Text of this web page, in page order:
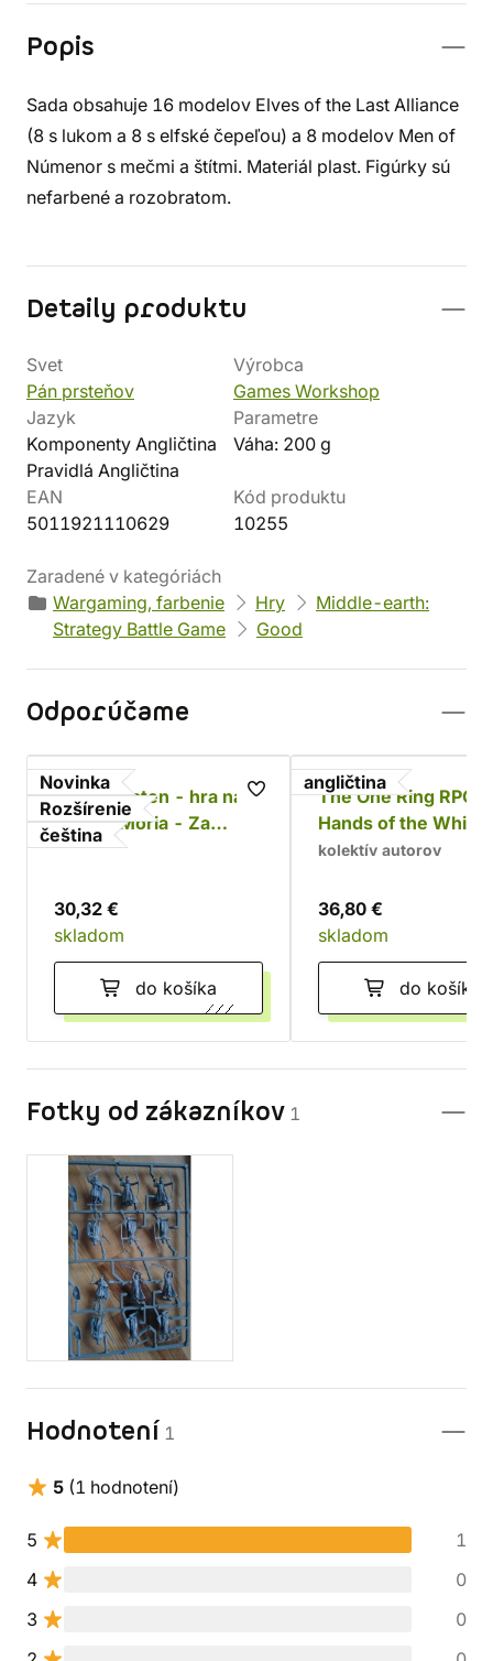
Popis
Sada obsahuje 16 modelov Elves of the Last Alliance
(8 s lukom a 8 s elfské čepeľou) a 8 modelov Men of
Númenor s mečmi a štítmi. Materiál plast. Figúrky sú
nefarbené a rozobratom.
Detaily produktu
Svet
Pán prsteňov
Výrobca
Games Workshop
Jazyk
Komponenty Angličtina
Pravidlá Angličtina
Parametre
Váha: 200 g
EAN
5011921110629
Kód produktu
10255
Zaradené v kategóriách
Wargaming, farbenie
Hry
Middle-earth:
Strategy Battle Game
Good
Odporúčame
Novinka
Rozšírenie
čeština
Jeden prsten - hra na
hrdiny: Moria - Za
Durinovými dveřmi
30,32 €
skladom
do košíka
angličtina
The One Ring RPG:
Hands of the White
Wizard
kolektív autorov
36,80 €
skladom
do košíka
Fotky od zákazníkov 1
Hodnotení 1
5 (1 hodnotení)
5
1
4
0
3
0